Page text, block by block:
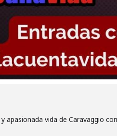
apasionada vida de Caravaggio